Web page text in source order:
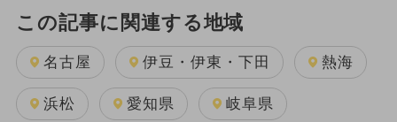
この記事に関連する地域
名古屋 伊豆・伊東・下田 熱海
浜松 愛知県 岐阜県